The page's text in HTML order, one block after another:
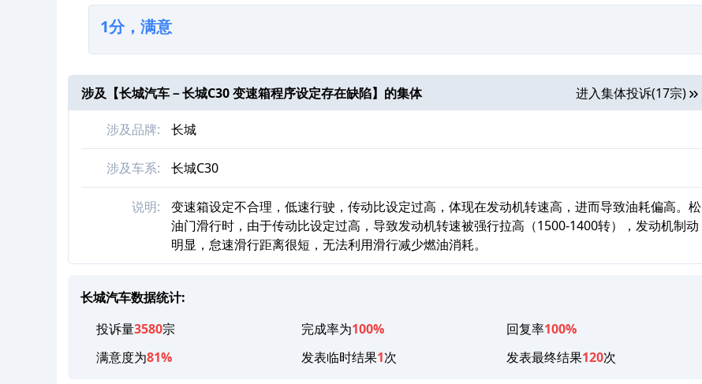
1分，满意
涉及【长城汽车－长城C30 变速箱程序设定存在缺陷】的集体 进入集体投诉(17宗)
涉及品牌: 长城
涉及车系: 长城C30
说明:
变速箱设定不合理，低速行驶，传动比设定过高，体现在发动机转速高，进而导致油耗偏高。松
油门滑行时，由于传动比设定过高，导致发动机转速被强行拉高（1500-1400转），发动机制动
明显，怠速滑行距离很短，无法利用滑行减少燃油消耗。
长城汽车数据统计:
投诉量3580宗 完成率为100% 回复率100%
满意度为81% 发表临时结果1次 发表最终结果120次